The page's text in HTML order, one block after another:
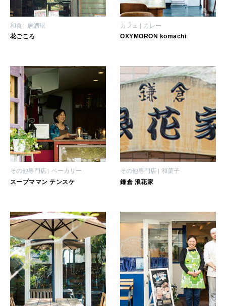
2026年3月号「スイーツ予想図 2026」
2026年2月号「良運を掴む 新・開運術。」
2026年1月号「猫がいれば、幸せ」
2025年12月号「お酒の新常識。」
FOLLOW US!
和食 居酒屋
花ごころ
カフェ カレー
OXYMORON komachi
その他専門店 ベーカリー
スープママン テンスケ
その他専門店 和菓子
鎌倉 浪花家